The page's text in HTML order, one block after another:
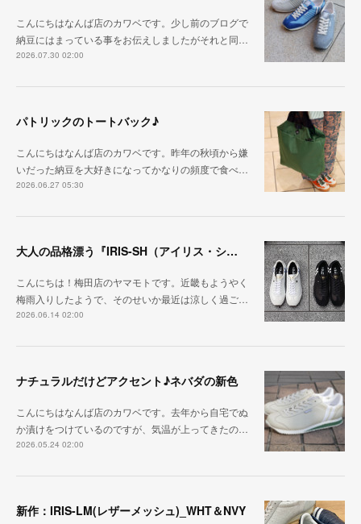
こんにちはなんば店のカワベです。少し前のブログで
納豆にはまっている事をお伝えしましたがそれと同…
2026.07.30 02:00
パトリックのトートバック♪
こんにちはなんば店のカワベです。昨年の秋頃から嫌
いだった納豆を大好きになってかなりの頻度で食べ…
2026.06.27 05:30
大人の品格漂う『IRIS-SH（アイリス・シープ）』
こんにちは！梅田店のヤマモトです。近畿もようやく
梅雨入りしたようで、そのせいか最近は涼しく過ご…
2026.06.14 02:00
ナチュラルだけどアクセント♪ネバダの新色
こんにちはなんば店のカワベです。去年から自宅でぬ
か漬けをつけているのですが、気温が上ってきたの…
2026.05.24 02:00
新作：IRIS-LM(レザーメッシュ)_WHT＆NVY